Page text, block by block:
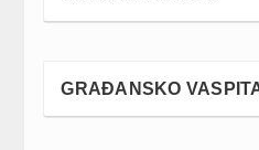
GRAĐANSKO